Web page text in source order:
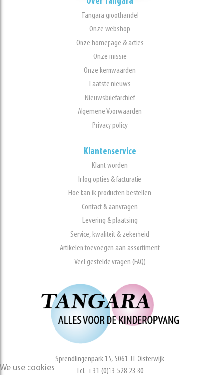
Over Tangara
Tangara groothandel
Onze webshop
Onze homepage & acties
Onze missie
Onze kernwaarden
Laatste nieuws
Nieuwsbriefarchief
Algemene Voorwaarden
Privacy policy
Klantenservice
Klant worden
Inlog opties & facturatie
Hoe kan ik producten bestellen
Contact & aanvragen
Levering & plaatsing
Service, kwaliteit & zekerheid
Artikelen toevoegen aan assortiment
Veel gestelde vragen (FAQ)
Sprendlingenpark 15, 5061 JT Oisterwijk
Tel. +31 (0)13 528 23 80
We use cookies